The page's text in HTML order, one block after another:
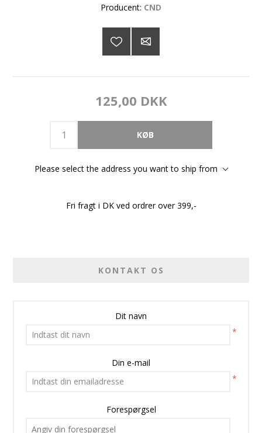
Producent: CND
125,00 DKK
Please select the address you want to ship from
Fri fragt i DK ved ordrer over 399,-
KONTAKT OS
Dit navn
*
Din e-mail
*
Forespørgsel